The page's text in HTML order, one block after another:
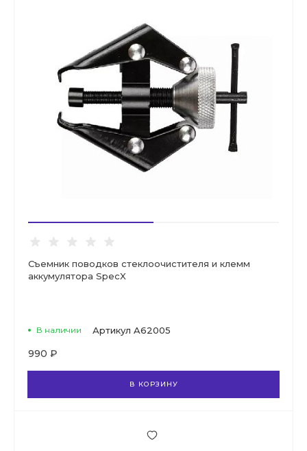
Съемник поводков стеклоочистителя и клемм
аккумулятора SpecX
В наличии Артикул A62005
990 ₽
В КОРЗИНУ